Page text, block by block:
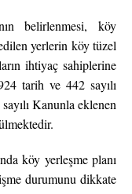
belirlenmesi, köy
yerlerin köy tüzel
ihtiyaç sahiplerine
tarih ve 442 sayılı
Kanunla eklenen
köy yerleşme planı
durumunu dikkate